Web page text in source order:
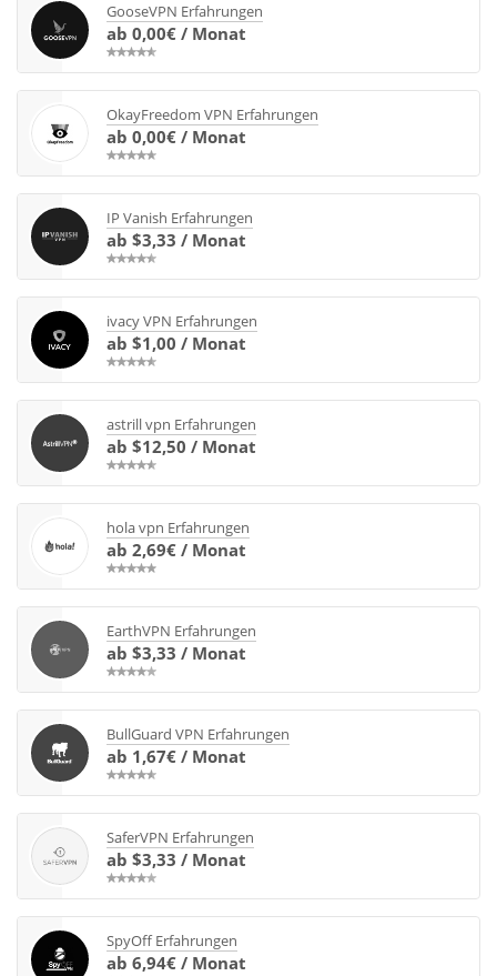
GooseVPN Erfahrungen
ab 0,00€ / Monat
OkayFreedom VPN Erfahrungen
ab 0,00€ / Monat
IP Vanish Erfahrungen
ab $3,33 / Monat
ivacy VPN Erfahrungen
ab $1,00 / Monat
astrill vpn Erfahrungen
ab $12,50 / Monat
hola vpn Erfahrungen
ab 2,69€ / Monat
EarthVPN Erfahrungen
ab $3,33 / Monat
BullGuard VPN Erfahrungen
ab 1,67€ / Monat
SaferVPN Erfahrungen
ab $3,33 / Monat
SpyOff Erfahrungen
ab 6,94€ / Monat